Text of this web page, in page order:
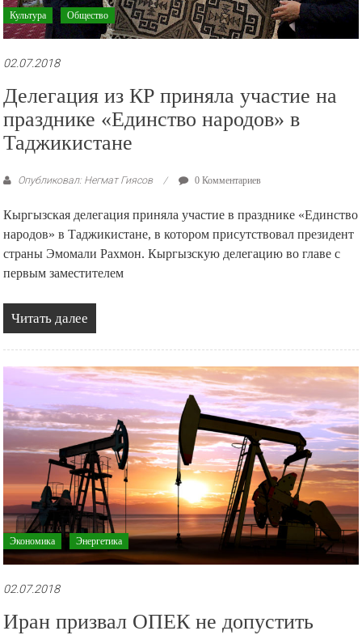
Культура Общество
02.07.2018
Делегация из КР приняла участие на
празднике «Единство народов» в
Таджикистане
Опубликовал: Негмат Гиясов 0 Комментариев
Кыргызская делегация приняла участие в празднике «Единство
народов» в Таджикистане, в котором присутствовал президент
страны Эмомали Рахмон. Кыргызскую делегацию во главе с
первым заместителем
Читать далее
Экономика Энергетика
02.07.2018
Иран призвал ОПЕК не допустить